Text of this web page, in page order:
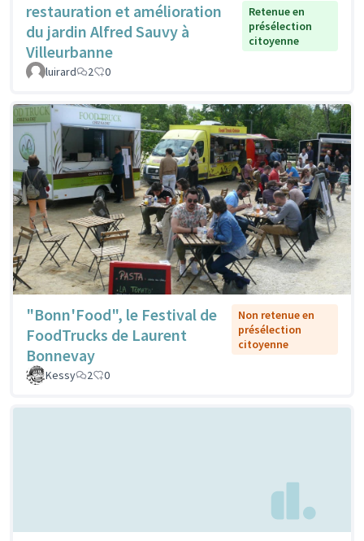
restauration et amélioration
du jardin Alfred Sauvy à
Villeurbanne
Retenue en
présélection
citoyenne
luirard 2 0
"Bonn'Food", le Festival de
FoodTrucks de Laurent
Bonnevay
Non retenue en
présélection
citoyenne
Kessy 2 0